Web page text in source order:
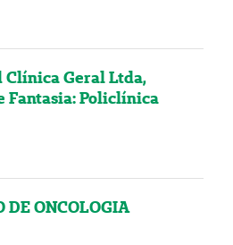
Clínica Geral Ltda,
Fantasia: Policlínica
DE ONCOLOGIA